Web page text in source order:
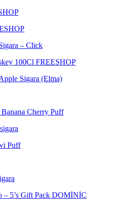
– Click
100Cl FREESHOP
Sigara (Elma)
Cherry Puff
Puff
– 5’s Gift Pack DOMİNİC